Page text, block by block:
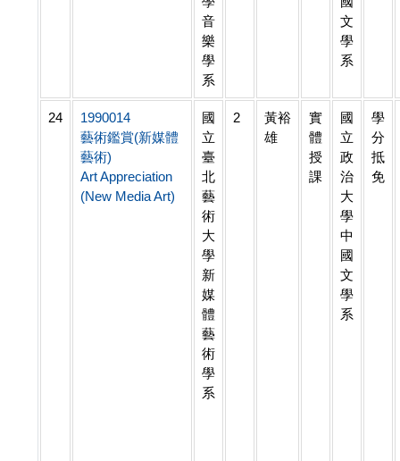
音
樂
學
系
文
學
系
24
1990014
藝術鑑賞(新媒體
藝術)
Art Appreciation
(New Media Art)
國
立
臺
北
藝
術
大
學
新
媒
體
藝
術
學
系
2
黃裕
雄
實
體
授
課
國
立
政
治
大
學
中
國
文
學
系
學
分
抵
免